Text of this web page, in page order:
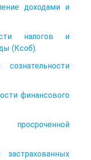
доходами и
налогов и
(Ксоб).
финансового